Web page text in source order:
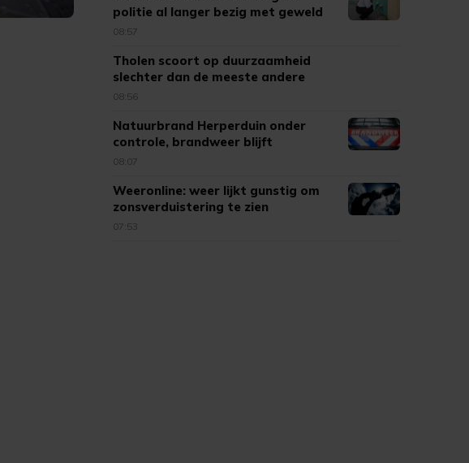
politie al langer bezig met geweld
08:57
Tholen scoort op duurzaamheid
slechter dan de meeste andere
gemeenten
08:56
Natuurbrand Herperduin onder
controle, brandweer blijft
nablussen
08:07
Weeronline: weer lijkt gunstig om
zonsverduistering te zien
07:53